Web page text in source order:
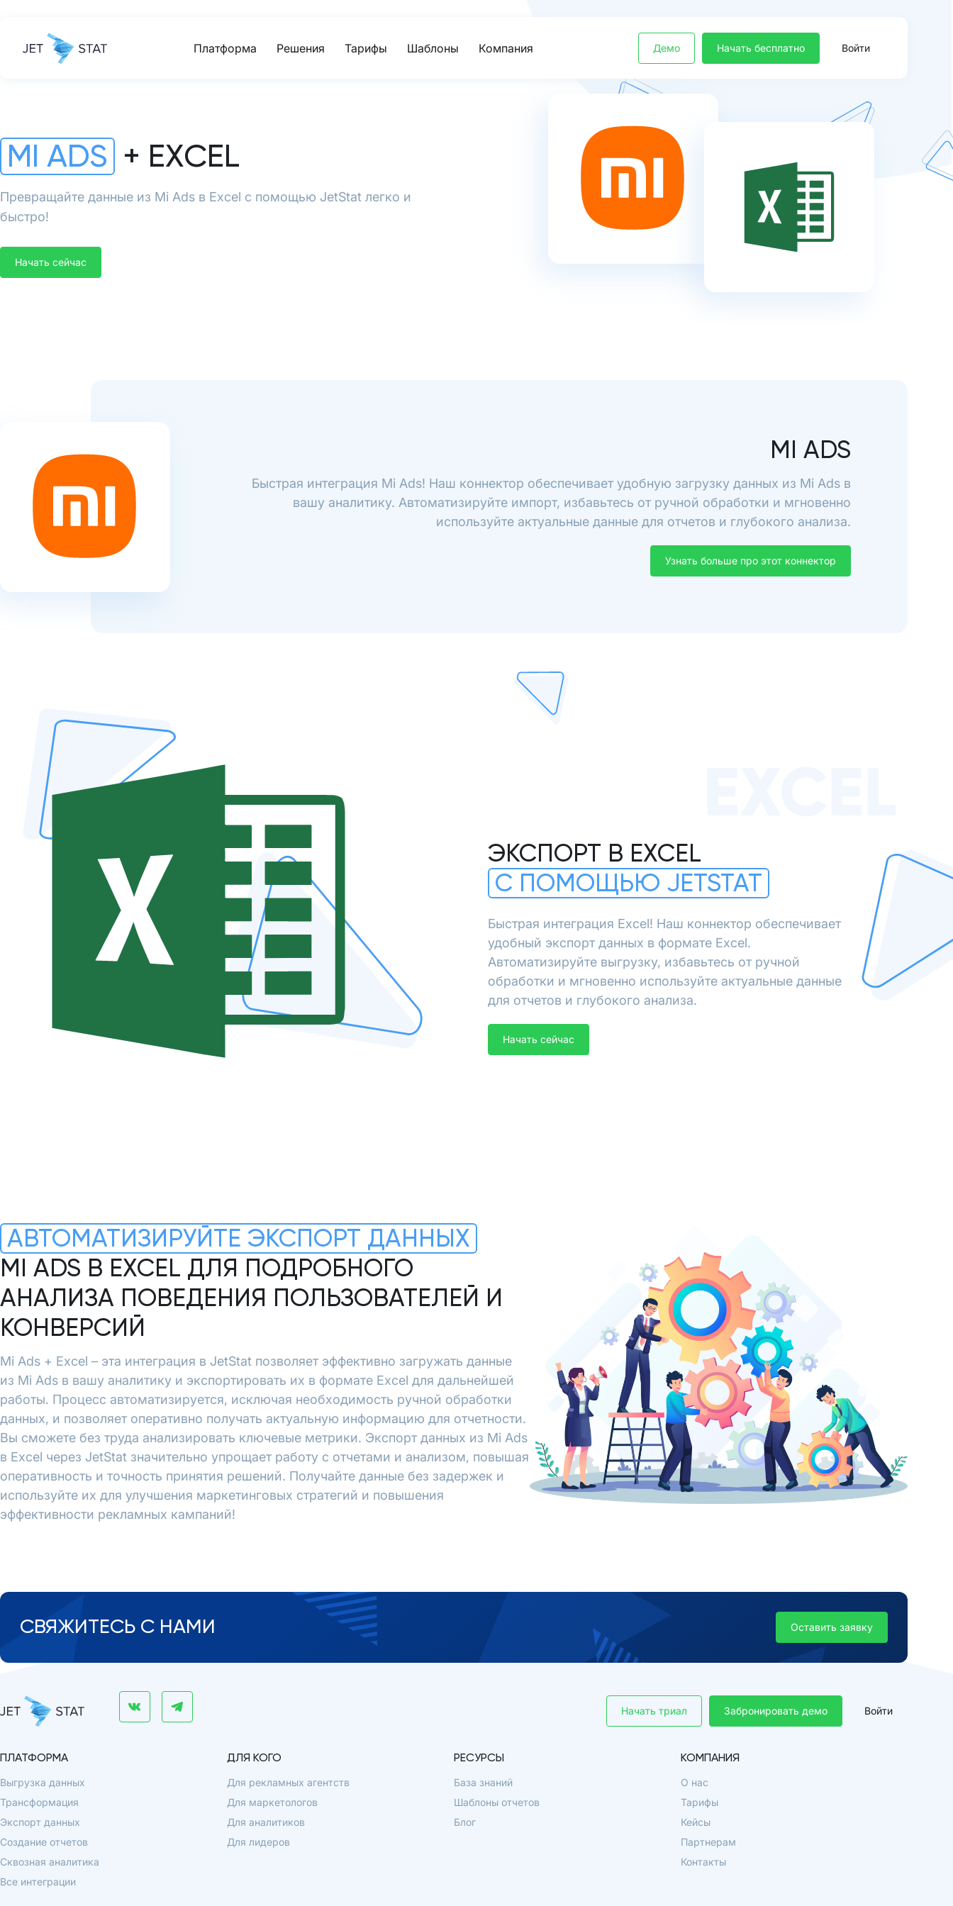
Платформа Решения Тарифы Шаблоны Компания Демо Начать бесплатно Войти
MI ADS + EXCEL
Превращайте данные из Mi Ads в Excel с помощью JetStat легко и
быстро!
Начать сейчас
MI ADS
Быстрая интеграция Mi Ads! Наш коннектор обеспечивает удобную загрузку данных из Mi Ads в
вашу аналитику. Автоматизируйте импорт, избавьтесь от ручной обработки и мгновенно
используйте актуальные данные для отчетов и глубокого анализа.
Узнать больше про этот коннектор
ЭКСПОРТ В EXCEL
С ПОМОЩЬЮ JETSTAT
Быстрая интеграция Excel! Наш коннектор обеспечивает
удобный экспорт данных в формате Excel.
Автоматизируйте выгрузку, избавьтесь от ручной
обработки и мгновенно используйте актуальные данные
для отчетов и глубокого анализа.
Начать сейчас
АВТОМАТИЗИРУЙТЕ ЭКСПОРТ ДАННЫХ
MI ADS В EXCEL ДЛЯ ПОДРОБНОГО
АНАЛИЗА ПОВЕДЕНИЯ ПОЛЬЗОВАТЕЛЕЙ И
КОНВЕРСИЙ
Mi Ads + Excel – эта интеграция в JetStat позволяет эффективно загружать данные
из Mi Ads в вашу аналитику и экспортировать их в формате Excel для дальнейшей
работы. Процесс автоматизируется, исключая необходимость ручной обработки
данных, и позволяет оперативно получать актуальную информацию для отчетности.
Вы сможете без труда анализировать ключевые метрики. Экспорт данных из Mi Ads
в Excel через JetStat значительно упрощает работу с отчетами и анализом, повышая
оперативность и точность принятия решений. Получайте данные без задержек и
используйте их для улучшения маркетинговых стратегий и повышения
эффективности рекламных кампаний!
СВЯЖИТЕСЬ С НАМИ Оставить заявку
Забронировать демо
Начать триал Войти
ПЛАТФОРМА
Выгрузка данных
Трансформация
Экспорт данных
Создание отчетов
Сквозная аналитика
Все интеграции
ДЛЯ КОГО
Для рекламных агентств
Для маркетологов
Для аналитиков
Для лидеров
РЕСУРСЫ
База знаний
Шаблоны отчетов
Блог
КОМПАНИЯ
О нас
Тарифы
Кейсы
Партнерам
Контакты